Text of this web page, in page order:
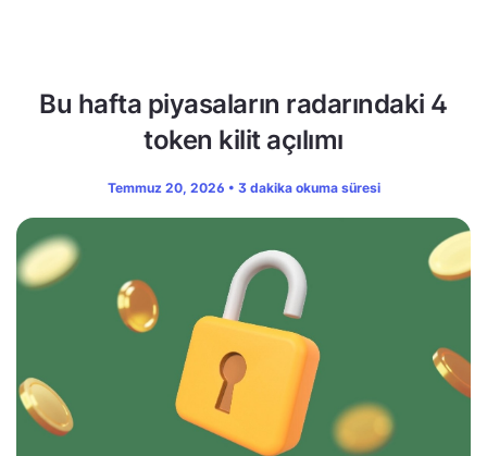
Bu hafta piyasaların radarındaki 4
token kilit açılımı
Temmuz 20, 2026 • 3 dakika okuma süresi